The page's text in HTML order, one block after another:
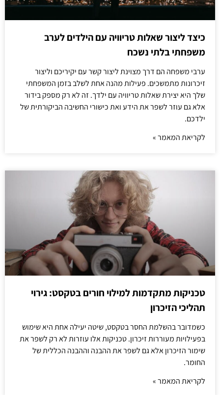
כיצד ליצור שאלות טריוויה עם הילדים לערב
משפחתי בלתי נשכח
ערבי משפחה הם דרך מצוינת ליצור קשר עם יקיריכם וליצור
זיכרונות מתמשכים. פעילות מהנה אחת לשלב בזמן המשפחתי
שלך היא יצירת שאלות טריוויה עם ילדך. זה לא רק מספק בידור
אלא גם עוזר לשפר את הידע ואת כישורי החשיבה הביקורתית של
ילדכם.
לקריאת המאמר »
טכניקות מתקדמות למילוי חורים בטקסט: גירוי
תהליכי הזיכרון
כשמדובר בהשלמת החסר בטקסט, שיטה יעילה אחת היא שימוש
בפעילויות מעוררות זיכרון. טכניקות אלו עוזרות לא רק לשפר את
שימור הזיכרון אלא גם לשפר את ההבנה וההבנה הכללית של
החומר.
לקריאת המאמר »